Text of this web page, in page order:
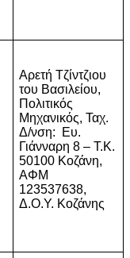
Αρετή Τζίντζιου
του Βασιλείου,
Πολιτικός
Μηχανικός, Ταχ.
Δ/νση:
Ευ.
Γιάνναρη 8 – Τ.Κ.
50100 Κοζάνη,
ΑΦΜ
123537638,
Δ.Ο.Υ. Κοζάνης